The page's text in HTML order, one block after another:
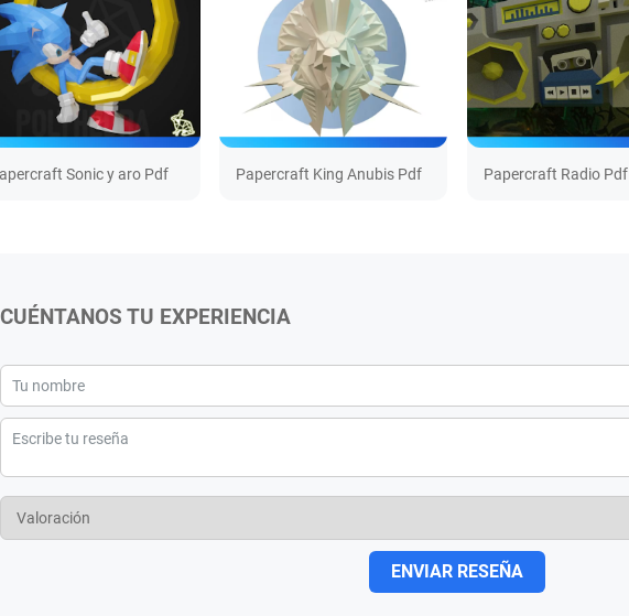
Sonic y aro Pdf Papercraft King Anubis Pdf Papercraft Radio Pdf
CUÉNTANOS TU EXPERIENCIA
ENVIAR RESEÑA